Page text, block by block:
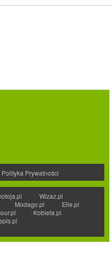
Polityka Prywatności
Wizaz.pl
Modago.pl
Elle.pl
Kobieta.pl